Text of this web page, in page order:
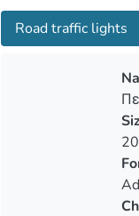
ψηφιακά στην
μπορέσουν να
φώτων τροχαίας
μιας παρόδου με
κύριου δρόμου Κ
και να
μόνο όταν
είναι 25
ενεργοποιηθεί η
Road traffic lights